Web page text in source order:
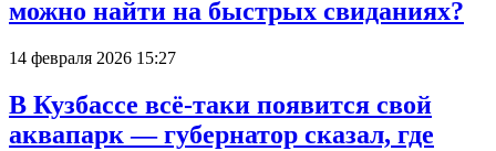
можно найти на быстрых свиданиях?
14 февраля 2026 15:27
В Кузбассе всё-таки появится свой
аквапарк — губернатор сказал, где